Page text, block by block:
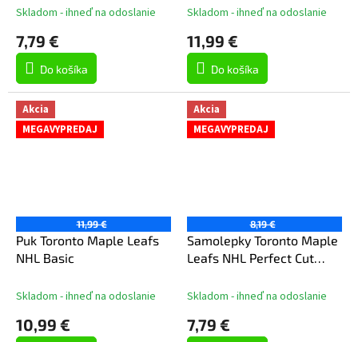
Skladom - ihneď na odoslanie
7,79 €
Do košíka
Skladom - ihneď na odoslanie
11,99 €
Do košíka
Akcia
MEGAVYPREDAJ
11,99 €
Puk Toronto Maple Leafs
NHL Basic
Skladom - ihneď na odoslanie
10,99 €
Akcia
MEGAVYPREDAJ
8,19 €
Samolepky Toronto Maple
Leafs NHL Perfect Cut
Skladom - ihneď na odoslanie
7,79 €